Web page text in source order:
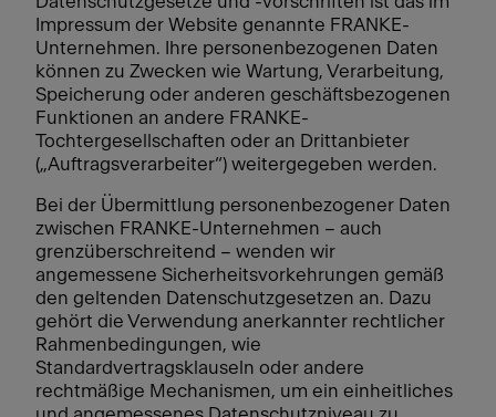
Impressum der Website genannte FRANKE-
Unternehmen. Ihre personenbezogenen Daten
können zu Zwecken wie Wartung, Verarbeitung,
Speicherung oder anderen geschäftsbezogenen
Funktionen an andere FRANKE-
Tochtergesellschaften oder an Drittanbieter
(„Auftragsverarbeiter“) weitergegeben werden.
Bei der Übermittlung personenbezogener Daten
zwischen FRANKE-Unternehmen – auch
grenzüberschreitend – wenden wir
angemessene Sicherheitsvorkehrungen gemäß
den geltenden Datenschutzgesetzen an. Dazu
gehört die Verwendung anerkannter rechtlicher
Rahmenbedingungen, wie
Standardvertragsklauseln oder andere
rechtmäßige Mechanismen, um ein einheitliches